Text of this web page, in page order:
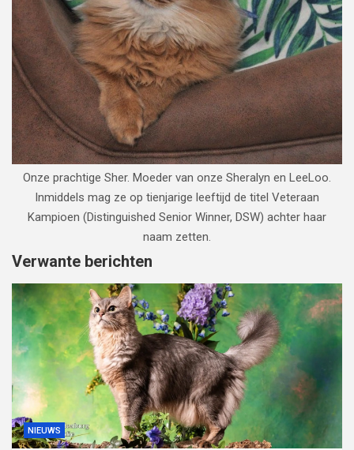
Onze prachtige Sher. Moeder van onze Sheralyn en LeeLoo.
Inmiddels mag ze op tienjarige leeftijd de titel Veteraan
Kampioen (Distinguished Senior Winner, DSW) achter haar
naam zetten.
Verwante berichten
NIEUWS